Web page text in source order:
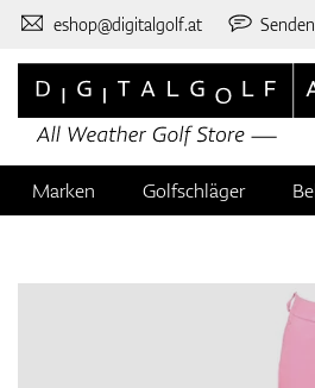
eshop@digitalgolf.at
Marken Golfschläger